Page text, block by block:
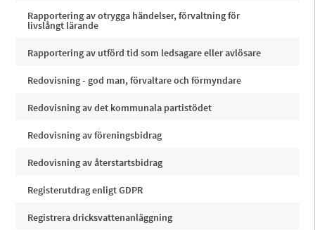
Rapportering av otrygga händelser, förvaltning för
livslångt lärande
Rapportering av utförd tid som ledsagare eller avlösare
Redovisning - god man, förvaltare och förmyndare
Redovisning av det kommunala partistödet
Redovisning av föreningsbidrag
Redovisning av återstartsbidrag
Registerutdrag enligt GDPR
Registrera dricksvattenanläggning